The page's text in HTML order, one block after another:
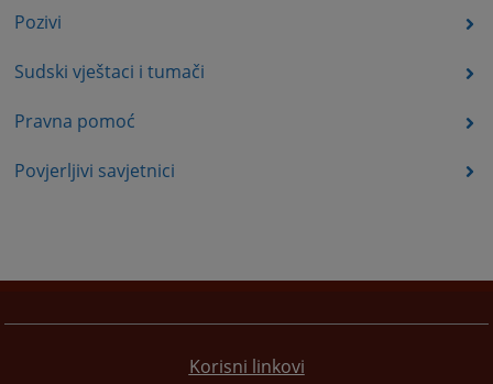
Pozivi
Sudski vještaci i tumači
Pravna pomoć
Povjerljivi savjetnici
Korisni linkovi